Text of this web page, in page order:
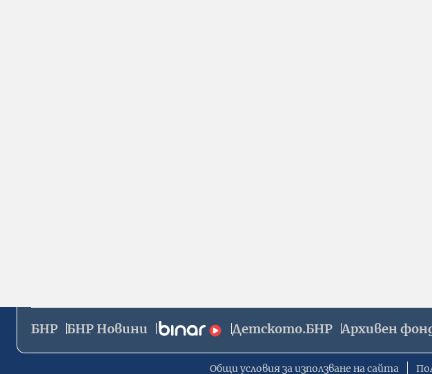
БНР БНР Новини Детското.БНР Архивен
Общи условия за използване на сайта